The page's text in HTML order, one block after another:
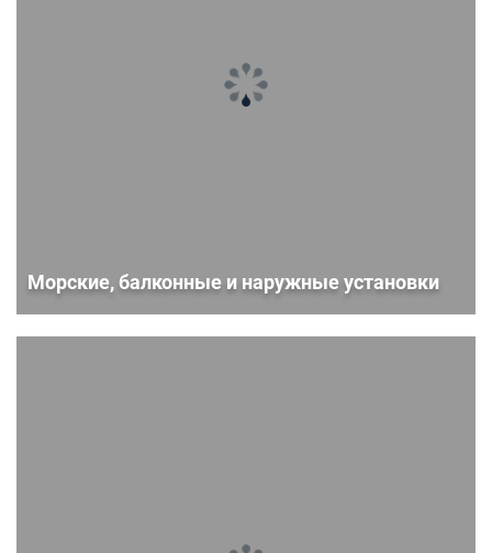
Морские, балконные и наружные установки